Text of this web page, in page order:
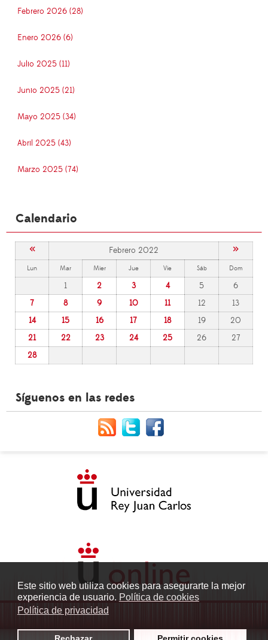
Este sitio web utiliza cookies para asegurarte la mejor
experiencia de usuario. Política de cookies
Política de privacidad
Febrero 2026 (28)
Enero 2026 (6)
Julio 2025 (11)
Junio 2025 (21)
Mayo 2025 (34)
Abril 2025 (43)
Marzo 2025 (74)
Calendario
« Febrero 2022 »
Lun Mar Mier Jue Vie Sáb Dom
1 2 3 4 5
6
7
8 9 10 11 12
13
14
15 16 17 18 19
20
21
22 23 24 25 26
27
28
Síguenos en las redes